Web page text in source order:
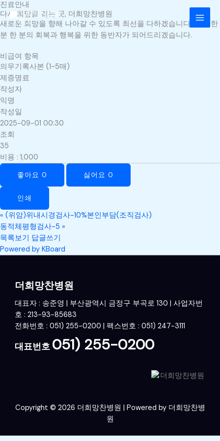
콘
텐
츠
로
너
뛰
기
진료안내
다시 희망을 걷는 곳, 더희망찬병원
새로운 희망을 향해 나아갈 수 있도록 최선을 다하겠습니다. 환자 한
분 한 분의 회복과 행복을 위한 동반자가 되어드리겠습니다.
비급여 항목
의무기록사본 (1~5매)
제증명료
작성자
익명
작성일
2025-09-01 00:30
조회
35
비용 : 1,000
좋아요 0 싫어요 0
인쇄
« (위암)위내시경검사-10%본인부담(조직검사)
동적체평형검사-5 »
목록보기
답글쓰기
Powered by KBoard
더희망찬병원
대표자 : 송준영 | 부산광역시 금정구 부곡로 130 | 사업자번
호 : 213-93-85683
전화번호 : 051) 255-0200 | 팩스번호 : 051) 247-3111
대표번호 051) 255-0200
Copyright © 2026 더희망찬병원 | Powered by 더희망찬병
원